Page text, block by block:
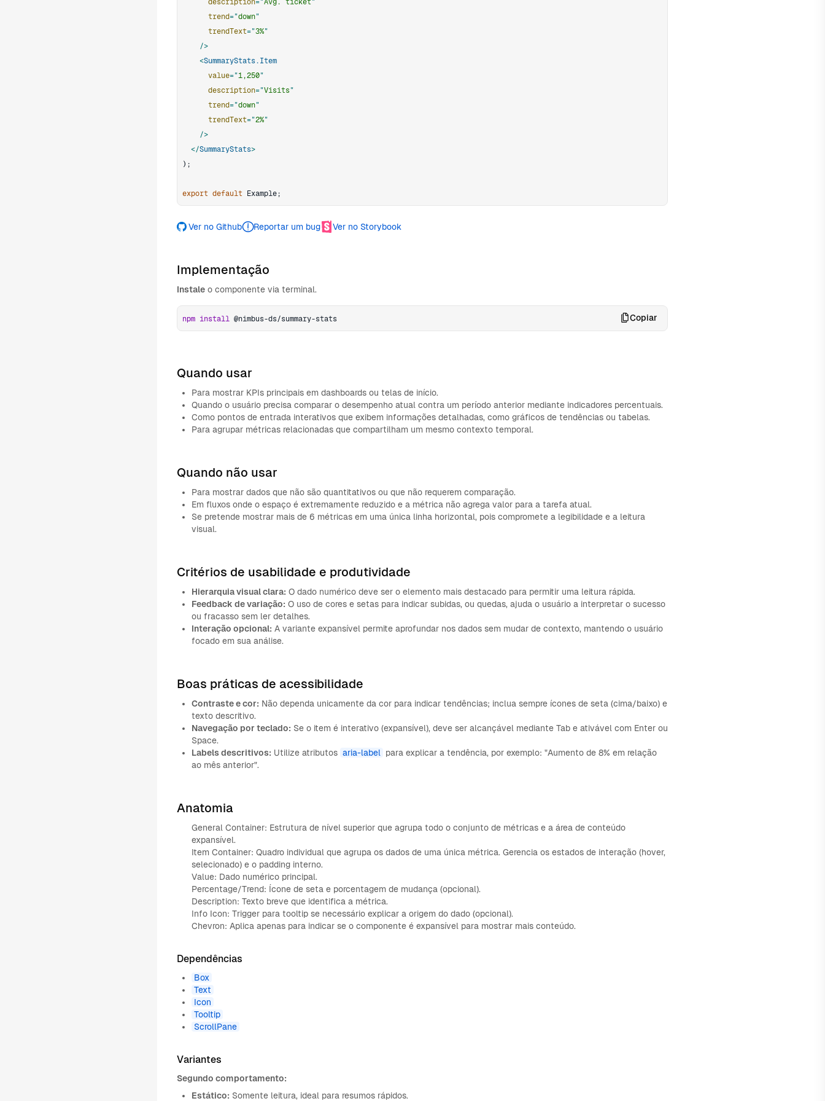
description="Avg. ticket"
trend="down"
trendText="3%"
/>
<SummaryStats.Item
value="1,250"
description="Visits"
trend="down"
trendText="2%"
/>
</SummaryStats>
) ;
export default Example;
Ver no Github Reportar um bug Ver no Storybook
Implementação
Instale o componente via terminal.
npm install @nimbus-ds/summary-stats Copiar
Quando usar
Para mostrar KPIs principais em dashboards ou telas de início.
Quando o usuário precisa comparar o desempenho atual contra um período anterior mediante indicadores percentuais.
Como pontos de entrada interativos que exibem informações detalhadas, como gráficos de tendências ou tabelas.
Para agrupar métricas relacionadas que compartilham um mesmo contexto temporal.
Quando não usar
Para mostrar dados que não são quantitativos ou que não requerem comparação.
Em fluxos onde o espaço é extremamente reduzido e a métrica não agrega valor para a tarefa atual.
Se pretende mostrar mais de 6 métricas em uma única linha horizontal, pois compromete a legibilidade e a leitura
visual.
Critérios de usabilidade e produtividade
Hierarquia visual clara: O dado numérico deve ser o elemento mais destacado para permitir uma leitura rápida.
Feedback de variação: O uso de cores e setas para indicar subidas, ou quedas, ajuda o usuário a interpretar o sucesso
ou fracasso sem ler detalhes.
Interação opcional: A variante expansível permite aprofundar nos dados sem mudar de contexto, mantendo o usuário
focado em sua análise.
Boas práticas de acessibilidade
Contraste e cor: Não dependa unicamente da cor para indicar tendências; inclua sempre ícones de seta (cima/baixo) e
texto descritivo.
Navegação por teclado: Se o item é interativo (expansível), deve ser alcançável mediante Tab e ativável com Enter ou
Space.
Labels descritivos: Utilize atributos aria-label
para explicar a tendência, por exemplo: "Aumento de 8% em relação
ao mês anterior".
Anatomia
General Container: Estrutura de nível superior que agrupa todo o conjunto de métricas e a área de conteúdo
expansível.
Item Container: Quadro individual que agrupa os dados de uma única métrica. Gerencia os estados de interação (hover,
selecionado) e o padding interno.
Value: Dado numérico principal.
Percentage/Trend: Ícone de seta e porcentagem de mudança (opcional).
Description: Texto breve que identifica a métrica.
Info Icon: Trigger para tooltip se necessário explicar a origem do dado (opcional).
Chevron: Aplica apenas para indicar se o componente é expansível para mostrar mais conteúdo.
Dependências
Box
Text
Icon
Tooltip
ScrollPane
Variantes
Segundo comportamento:
Estático: Somente leitura, ideal para resumos rápidos.